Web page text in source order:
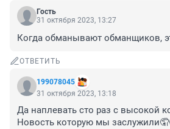
Гость
31 октября 2023, 13:27
Когда обманывают обманщиков,
ОТВЕТИТЬ
199078045
31 октября 2023, 13:18
Да наплевать сто раз с высокой
Новость которую мы